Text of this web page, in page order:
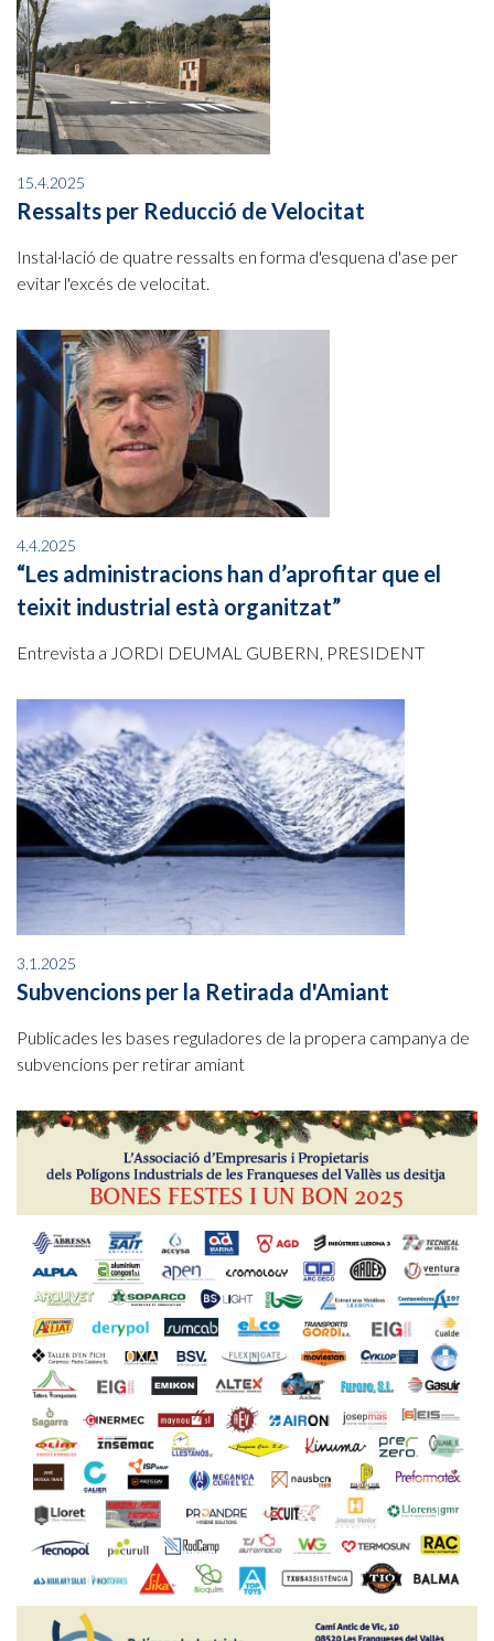
15.4.2025
Ressalts per Reducció de Velocitat
Instal·lació de quatre ressalts en forma d'esquena d'ase per
evitar l'excés de velocitat.
4.4.2025
“Les administracions han d’aprofitar que el
teixit industrial està organitzat”
Entrevista a JORDI DEUMAL GUBERN, PRESIDENT
3.1.2025
Subvencions per la Retirada d'Amiant
Publicades les bases reguladores de la propera campanya de
subvencions per retirar amiant